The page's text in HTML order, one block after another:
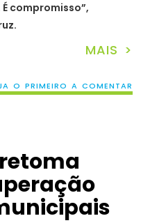
compromisso”,
MAIS >
O PRIMEIRO A COMENTAR